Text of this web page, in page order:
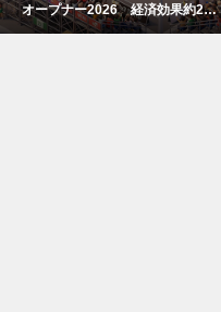
オープナー2026 経済効果約2億
7800万円